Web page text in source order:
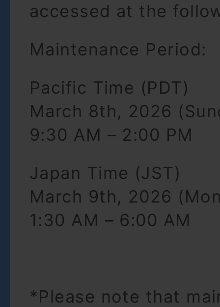
accessed at the
Maintenance Period:
Pacific Time (PDT)
March 8th, 2026
9:30 AM – 2:00 PM
Japan Time (JST)
March 9th, 2026
1:30 AM – 6:00 AM
*Please note that